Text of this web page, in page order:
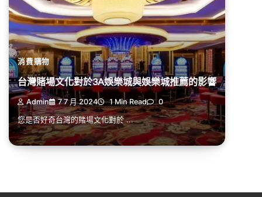
消費購物
台灣賭場文化對於3A娛樂城與娛樂城推薦的影響
Admin 7 7 月 2024 1 Min Read 0
您是否好奇台灣的賭場文化對於 ...